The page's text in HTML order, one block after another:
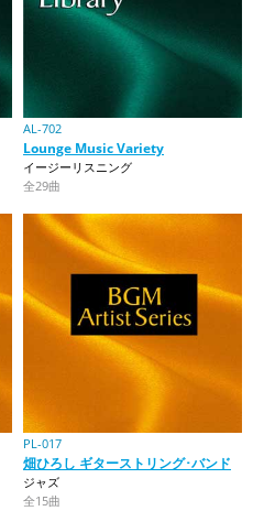
AL-702
Lounge Music Variety
イージーリスニング
全29曲
PL-017
畑ひろし ギターストリング･バンド
ジャズ
全15曲